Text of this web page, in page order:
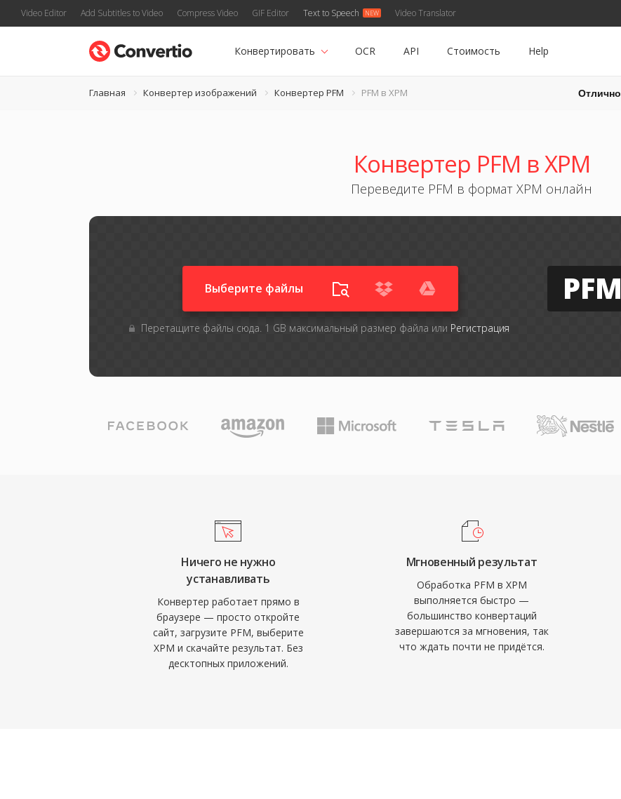
Video Editor Add Subtitles to Video Compress Video GIF Editor Text to Speech Video Translator
Конвертировать OCR API Стоимость Help
Главная Конвертер изображений Конвертер PFM PFM в XPM Отлично
Конвертер PFM в XPM
Переведите PFM в формат XPM онлайн
Выберите файлы
Перетащите файлы сюда. 1 GB максимальный размер файла или Регистрация
PFM
Ничего не нужно
устанавливать
Конвертер работает прямо в
браузере — просто откройте
сайт, загрузите PFM, выберите
XPM и скачайте результат. Без
десктопных приложений.
Мгновенный результат
Обработка PFM в XPM
выполняется быстро —
большинство конвертаций
завершаются за мгновения, так
что ждать почти не придётся.